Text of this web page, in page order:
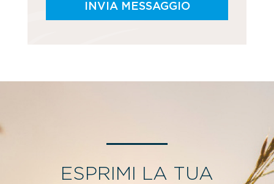
INVIA MESSAGGIO
ESPRIMI LA TUA